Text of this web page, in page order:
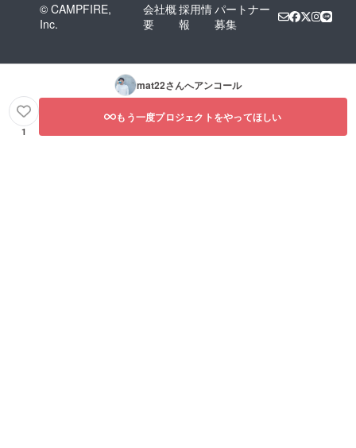
© CAMPFIRE,
Inc.
会社概
要
採用情
報
パートナー
募集
mat22さんへアンコール
1
もう一度プロジェクトをやってほしい